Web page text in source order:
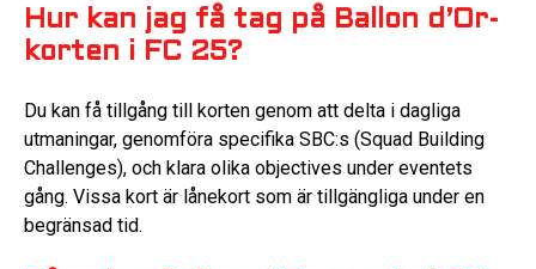
Hur kan jag få tag på Ballon d’Or-
korten i FC 25?
Du kan få tillgång till korten genom att delta i dagliga
utmaningar, genomföra specifika SBC:s (Squad Building
Challenges), och klara olika objectives under eventets
gång. Vissa kort är lånekort som är tillgängliga under en
begränsad tid.